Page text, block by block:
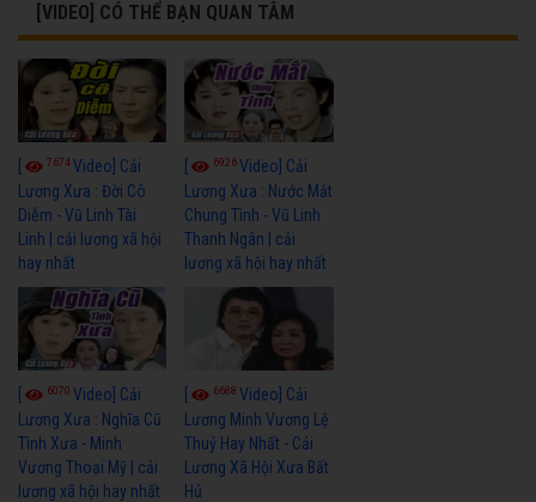
[VIDEO] CÓ THỂ BẠN QUAN TÂM
7674Video] Cải
Lương Xưa : Đời Cô
Diễm - Vũ Linh Tài
Linh | cải lương xã hội
hay nhất
6926Video] Cải
Lương Xưa : Nước Mắt
Chung Tình - Vũ Linh
Thanh Ngân | cải
lương xã hội hay nhất
6070 Video] Cải
Lương Xưa : Nghĩa Cũ
Tình Xưa - Minh
Vương Thoại Mỹ | cải
lương xã hội hay nhất
6688Video] Cải
Lương Minh Vương Lệ
Thuỷ Hay Nhất - Cải
Lương Xã Hội Xưa Bất
Hủ